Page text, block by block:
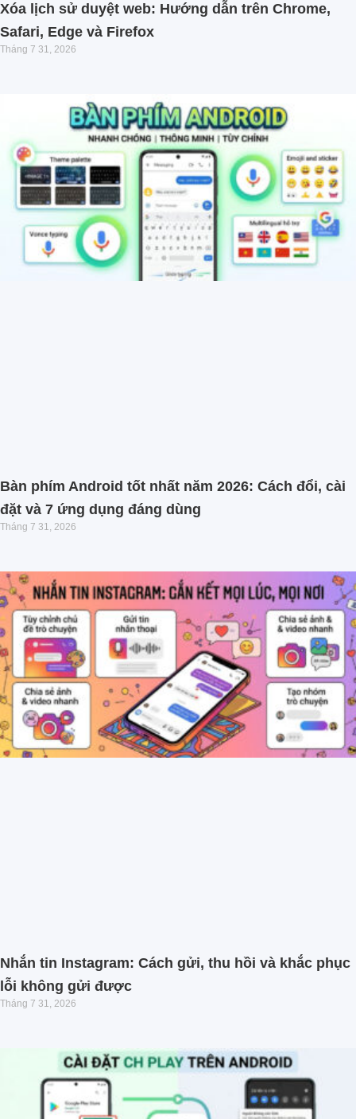
Xóa lịch sử duyệt web: Hướng dẫn trên Chrome,
Safari, Edge và Firefox
Tháng 7 31, 2026
Bàn phím Android tốt nhất năm 2026: Cách đổi, cài
đặt và 7 ứng dụng đáng dùng
Tháng 7 31, 2026
Nhắn tin Instagram: Cách gửi, thu hồi và khắc phục
lỗi không gửi được
Tháng 7 31, 2026